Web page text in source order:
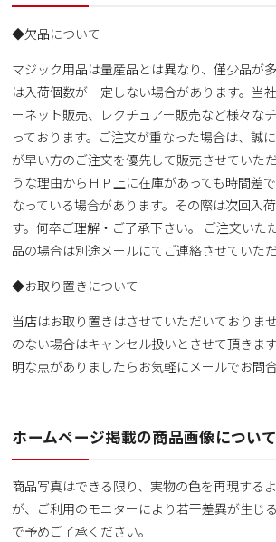
◆欠品について
マジック用品は量産品とは異なり、僅少品が
は入荷個数が一定しない場合があります。当
ーネット販売、レクチュアー販売など様々な
っております。ご注文が重なった場合は、誠
が早い方のご注文を優先して販売させていた
うな理由からＨＰ上に在庫があっても時間差
なっている場合があります。その際は次回入
す。何卒ご理解・ご了承下さい。 ご注文いた
品の場合は別途メールにてご連絡させていただ
◆お取り置きについて
当店はお取り置きはさせていただいておりま
のない場合はキャンセル扱いとさせて頂きま
明な点がありましたらお気軽にメールでお問
ホームページ掲載の商品画像について
商品写真はできる限り、実物の色を再現する
が、ご利用のモニターにより若干差異が生じ
で予めご了承ください。